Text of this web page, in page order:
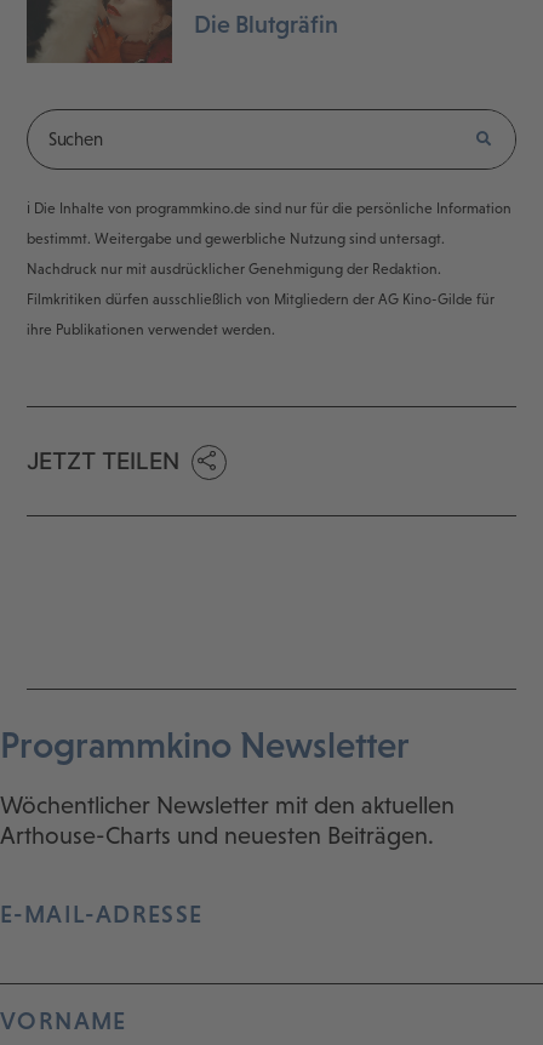
Die Blutgräfin
ℹ️ Die Inhalte von programmkino.de sind nur für die persönliche Information
bestimmt. Weitergabe und gewerbliche Nutzung sind untersagt.
Nachdruck nur mit ausdrücklicher Genehmigung der Redaktion.
Filmkritiken dürfen ausschließlich von Mitgliedern der AG Kino-Gilde für
ihre Publikationen verwendet werden.
JETZT TEILEN
Programmkino Newsletter
Wöchentlicher Newsletter mit den aktuellen
Arthouse-Charts und neuesten Beiträgen.
E-MAIL-ADRESSE
VORNAME